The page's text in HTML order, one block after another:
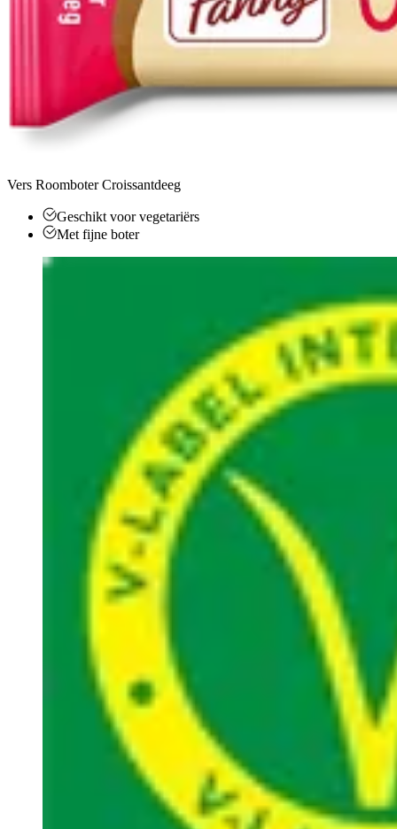
Vers Roomboter Croissantdeeg
Geschikt voor vegetariërs
Met fijne boter